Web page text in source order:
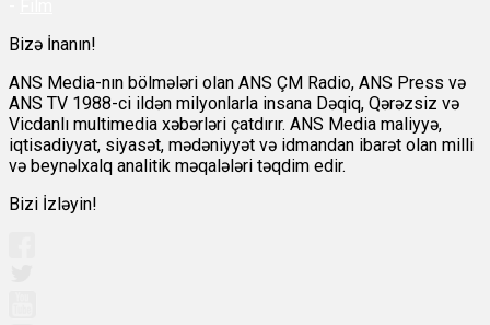
Bizə İnanın!
ANS Media-nın bölmələri olan ANS ÇM Radio, ANS Press və
ANS TV 1988-ci ildən milyonlarla insana Dəqiq, Qərəzsiz və
Vicdanlı multimedia xəbərləri çatdırır. ANS Media maliyyə,
iqtisadiyyat, siyasət, mədəniyyət və idmandan ibarət olan milli
və beynəlxalq analitik məqalələri təqdim edir.
Bizi İzləyin!